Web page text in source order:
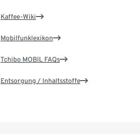
Kaffee-Wiki
Mobilfunklexikon
Tchibo MOBIL FAQs
Entsorgung / Inhaltsstoffe